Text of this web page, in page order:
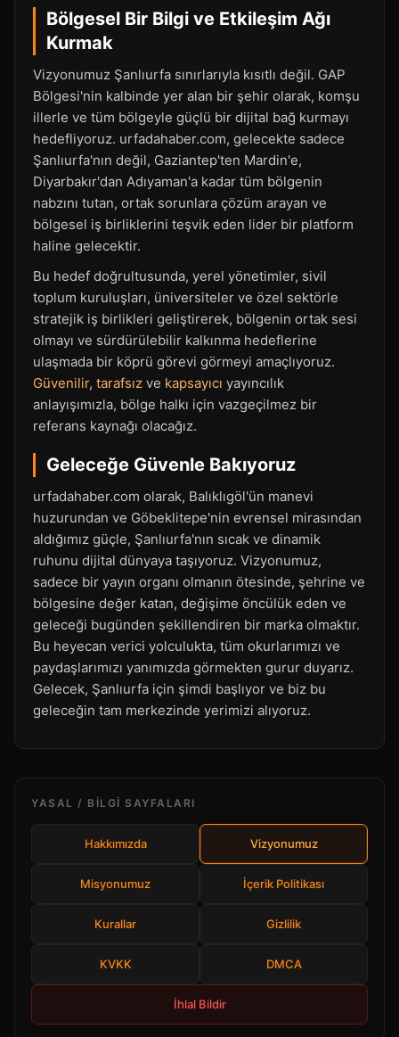
Bölgesel Bir Bilgi ve Etkileşim Ağı
Kurmak
Vizyonumuz Şanlıurfa sınırlarıyla kısıtlı değil. GAP
Bölgesi'nin kalbinde yer alan bir şehir olarak, komşu
illerle ve tüm bölgeyle güçlü bir dijital bağ kurmayı
hedefliyoruz. urfadahaber.com, gelecekte sadece
Şanlıurfa'nın değil, Gaziantep'ten Mardin'e,
Diyarbakır'dan Adıyaman'a kadar tüm bölgenin
nabzını tutan, ortak sorunlara çözüm arayan ve
bölgesel iş birliklerini teşvik eden lider bir platform
haline gelecektir.
Bu hedef doğrultusunda, yerel yönetimler, sivil
toplum kuruluşları, üniversiteler ve özel sektörle
stratejik iş birlikleri geliştirerek, bölgenin ortak sesi
olmayı ve sürdürülebilir kalkınma hedeflerine
ulaşmada bir köprü görevi görmeyi amaçlıyoruz.
Güvenilir, tarafsız ve kapsayıcı yayıncılık
anlayışımızla, bölge halkı için vazgeçilmez bir
referans kaynağı olacağız.
Geleceğe Güvenle Bakıyoruz
urfadahaber.com olarak, Balıklıgöl'ün manevi
huzurundan ve Göbeklitepe'nin evrensel mirasından
aldığımız güçle, Şanlıurfa'nın sıcak ve dinamik
ruhunu dijital dünyaya taşıyoruz. Vizyonumuz,
sadece bir yayın organı olmanın ötesinde, şehrine ve
bölgesine değer katan, değişime öncülük eden ve
geleceği bugünden şekillendiren bir marka olmaktır.
Bu heyecan verici yolculukta, tüm okurlarımızı ve
paydaşlarımızı yanımızda görmekten gurur duyarız.
Gelecek, Şanlıurfa için şimdi başlıyor ve biz bu
geleceğin tam merkezinde yerimizi alıyoruz.
YASAL / BILGI SAYFALARI
Hakkımızda Vizyonumuz
Misyonumuz İçerik Politikası
Kurallar Gizlilik
KVKK DMCA
İhlal Bildir